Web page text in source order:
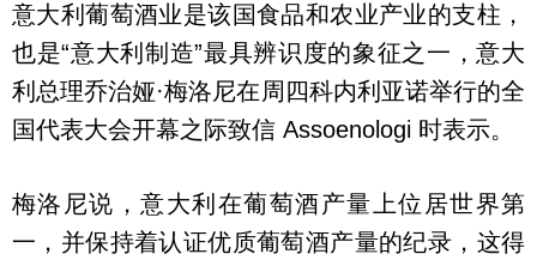
意大利葡萄酒业是该国食品和农业产业的支柱，
也是“意大利制造”最具辨识度的象征之一，意大
利总理乔治娅·梅洛尼在周四科内利亚诺举行的全
国代表大会开幕之际致信 Assoenologi 时表示。
梅洛尼说，意大利在葡萄酒产量上位居世界第
一，并保持着认证优质葡萄酒产量的纪录，这得